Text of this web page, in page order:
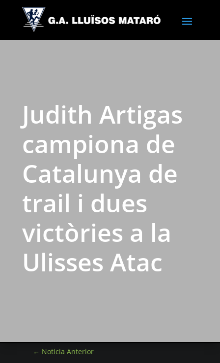
Judith Artigas
campiona de
Catalunya de
trail i dues
victòries a la
Ulisses Atac
← Notícia Anterior